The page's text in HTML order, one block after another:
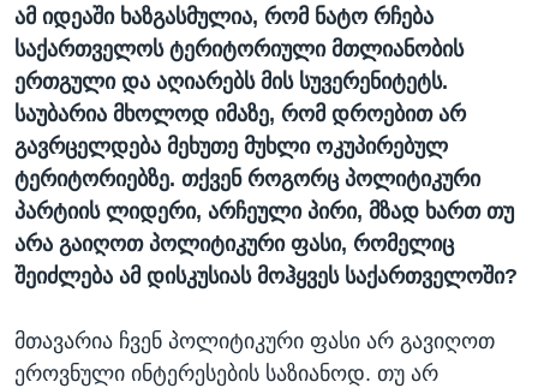
ამ იდეაში ხაზგასმულია, რომ ნატო რჩება
საქართველოს ტერიტორიული მთლიანობის
ერთგული და აღიარებს მის სუვერენიტეტს.
საუბარია მხოლოდ იმაზე, რომ დროებით არ
გავრცელდება მეხუთე მუხლი ოკუპირებულ
ტერიტორიებზე. თქვენ როგორც პოლიტიკური
პარტიის ლიდერი, არჩეული პირი, მზად ხართ თუ
არა გაიღოთ პოლიტიკური ფასი, რომელიც
შეიძლება ამ დისკუსიას მოჰყვეს საქართველოში?
მთავარია ჩვენ პოლიტიკური ფასი არ გავიღოთ
ეროვნული ინტერესების საზიანოდ. თუ არ